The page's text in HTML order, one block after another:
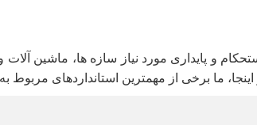
و پایداری مورد نیاز سازه ها، ماشین
ما برخی از مهمترین استانداردهای